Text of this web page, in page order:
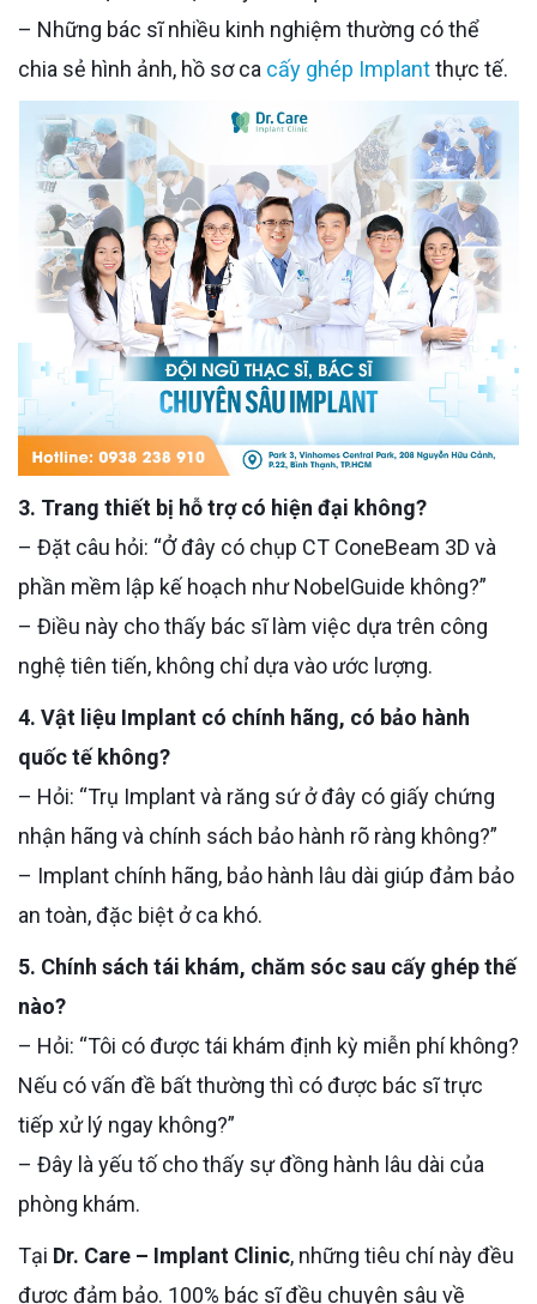
– Những bác sĩ nhiều kinh nghiệm thường có thể
chia sẻ hình ảnh, hồ sơ ca cấy ghép Implantthực tế.
3. Trang thiết bị hỗ trợ có hiện đại không?
– Đặt câu hỏi: “Ở đây có chụp CT ConeBeam 3D và
phần mềm lập kế hoạch như NobelGuide không?”
– Điều này cho thấy bác sĩ làm việc dựa trên công
nghệ tiên tiến, không chỉ dựa vào ước lượng.
4. Vật liệu Implant có chính hãng, có bảo hành
quốc tế không?
– Hỏi: “Trụ Implant và răng sứ ở đây có giấy chứng
nhận hãng và chính sách bảo hành rõ ràng không?”
– Implant chính hãng, bảo hành lâu dài giúp đảm bảo
an toàn, đặc biệt ở ca khó.
5. Chính sách tái khám, chăm sóc sau cấy ghép thế
nào?
– Hỏi: “Tôi có được tái khám định kỳ miễn phí không?
Nếu có vấn đề bất thường thì có được bác sĩ trực
tiếp xử lý ngay không?”
– Đây là yếu tố cho thấy sự đồng hành lâu dài của
phòng khám.
Tại Dr. Care – Implant Clinic, những tiêu chí này đều
được đảm bảo. 100% bác sĩ đều chuyên sâu về